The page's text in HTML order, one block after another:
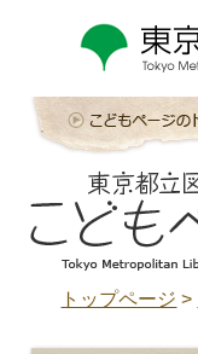
トップページ >